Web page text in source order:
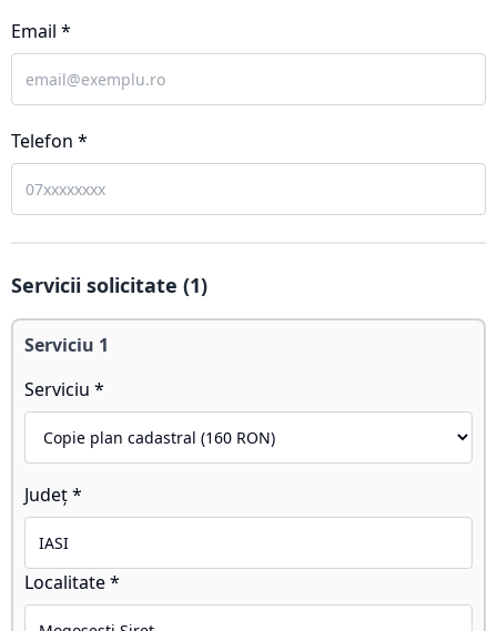
Email *
Telefon *
Servicii solicitate (1)
Serviciu 1
Serviciu *
Județ *
Localitate *